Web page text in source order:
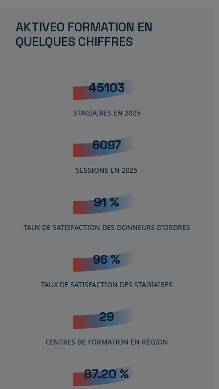
AKTIVEO FORMATION EN
QUELQUES CHIFFRES
45103
STAGIAIRES EN 2025
6097
SESSIONS EN 2025
91%
TAUX DE SATISFACTION DES DONNEURS D'ORDRES
96%
TAUX DE SATISFACTION DES STAGIAIRES
29
CENTRES DE FORMATION EN RÉGION
87.20 %